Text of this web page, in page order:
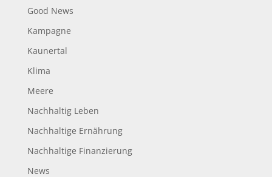
Good News
Kampagne
Kaunertal
Klima
Meere
Nachhaltig Leben
Nachhaltige Ernährung
Nachhaltige Finanzierung
News